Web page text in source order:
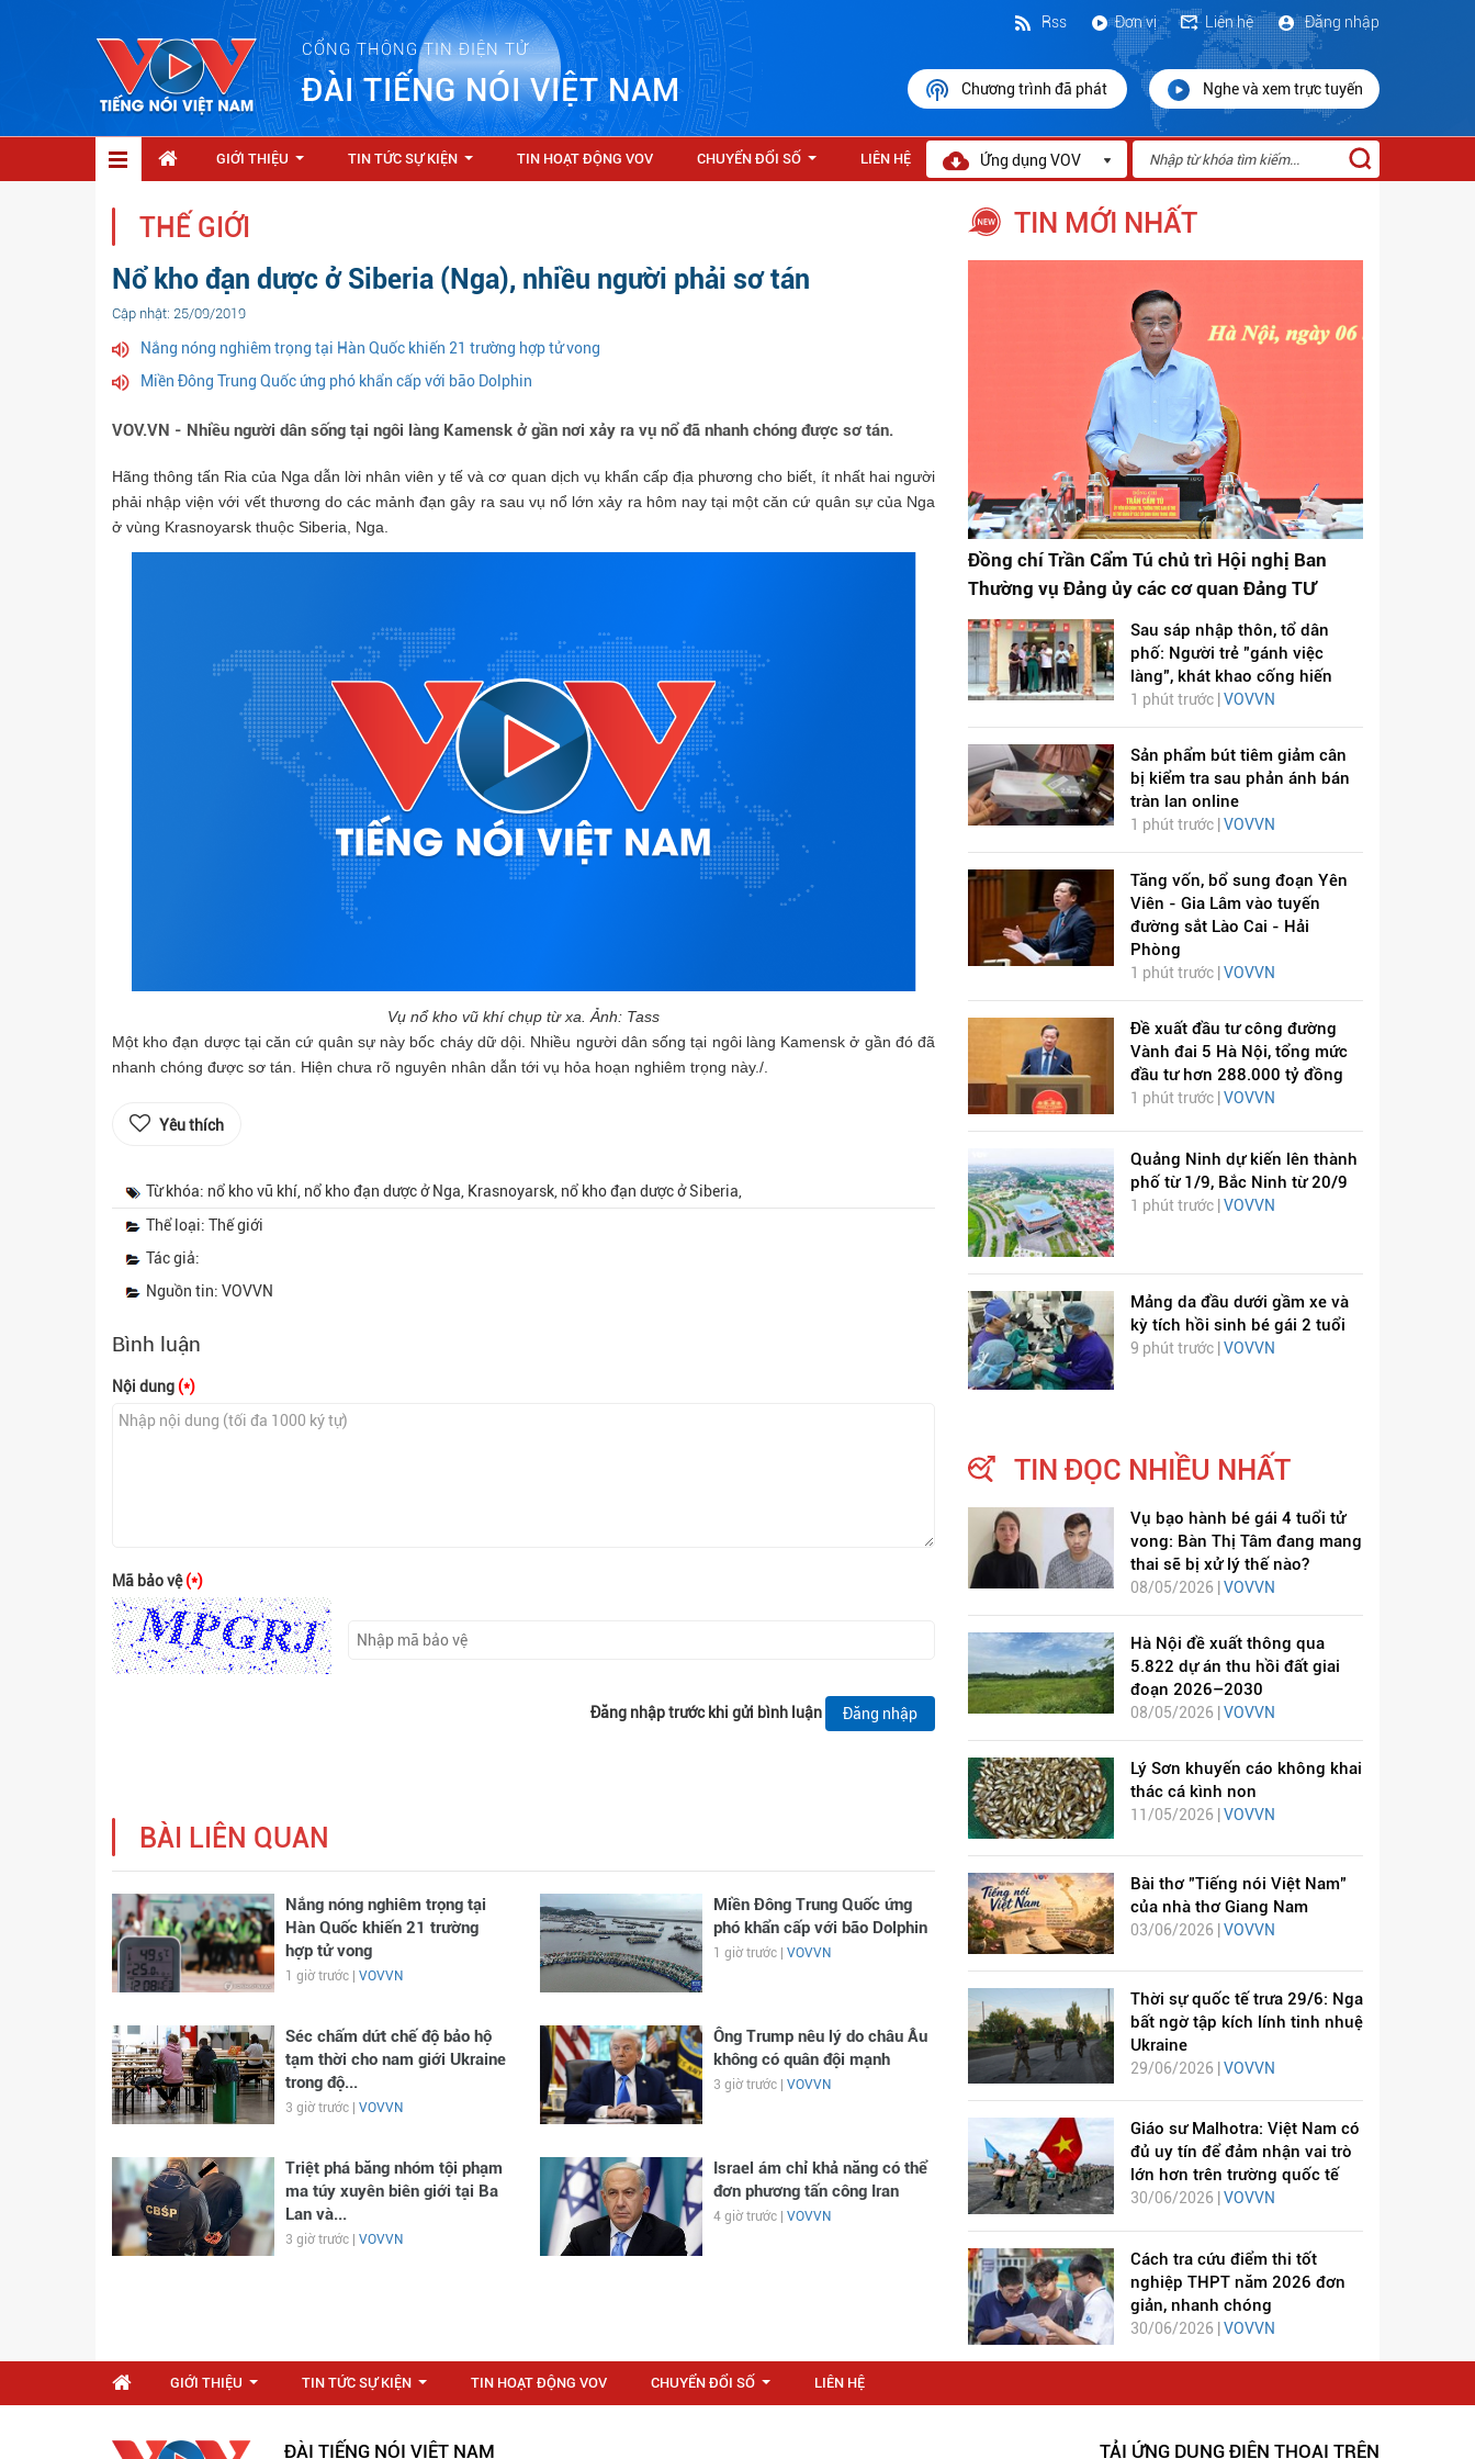
CỔNG THÔNG TIN ĐIỆN TỬ
ĐÀI TIẾNG NÓI VIỆT NAM
Đăng nhập
Liên hệ
Đơn vị
Rss
Chương trình đã phát Nghe và xem trực tuyến
GIỚI THIỆU TIN TỨC SỰ KIỆN TIN HOẠT ĐỘNG VOV CHUYỂN ĐỔI SỐ LIÊN HỆ Ứng dụng VOV
THẾ GIỚI
Nổ kho đạn dược ở Siberia (Nga), nhiều người phải sơ tán
Cập nhật: 25/09/2019
Nắng nóng nghiêm trọng tại Hàn Quốc khiến 21 trường hợp tử vong
Miền Đông Trung Quốc ứng phó khẩn cấp với bão Dolphin
VOV.VN - Nhiều người dân sống tại ngôi làng Kamensk ở gần nơi xảy ra vụ nổ đã nhanh chóng được sơ tán.
Hãng thông tấn Ria của Nga dẫn lời nhân viên y tế và cơ quan dịch vụ khẩn cấp địa phương cho biết, ít nhất hai người
phải nhập viện với vết thương do các mảnh đạn gây ra sau vụ nổ lớn xảy ra hôm nay tại một căn cứ quân sự của Nga
ở vùng Krasnoyarsk thuộc Siberia, Nga.
Vụ nổ kho vũ khí chụp từ xa. Ảnh: Tass
Một kho đạn dược tại căn cứ quân sự này bốc cháy dữ dội. Nhiều người dân sống tại ngôi làng Kamensk ở gần đó đã
nhanh chóng được sơ tán. Hiện chưa rõ nguyên nhân dẫn tới vụ hỏa hoạn nghiêm trọng này./.
Yêu thích
Từ khóa: nổ kho vũ khí, nổ kho đạn dược ở Nga, Krasnoyarsk, nổ kho đạn dược ở Siberia,
Thể loại: Thế giới
Tác giả:
Nguồn tin: VOVVN
Bình luận
Nội dung (*)
Mã bảo vệ(*)
Đăng nhập trước khi gửi bình luận Đăng nhập
BÀI LIÊN QUAN
Nắng nóng nghiêm trọng tại
Hàn Quốc khiến 21 trường
hợp tử vong
1 giờ trước | VOVVN
Miền Đông Trung Quốc ứng
phó khẩn cấp với bão Dolphin
1 giờ trước | VOVVN
Séc chấm dứt chế độ bảo hộ
tạm thời cho nam giới Ukraine
trong độ...
3 giờ trước | VOVVN
Ông Trump nêu lý do châu Âu
không có quân đội mạnh
3 giờ trước | VOVVN
Triệt phá băng nhóm tội phạm
ma túy xuyên biên giới tại Ba
Lan và...
3 giờ trước | VOVVN
Israel ám chỉ khả năng có thể
đơn phương tấn công Iran
4 giờ trước | VOVVN
TIN MỚI NHẤT
Đồng chí Trần Cẩm Tú chủ trì Hội nghị Ban
Thường vụ Đảng ủy các cơ quan Đảng TƯ
Sau sáp nhập thôn, tổ dân
phố: Người trẻ "gánh việc
làng", khát khao cống hiến
1 phút trước | VOVVN
Sản phẩm bút tiêm giảm cân
bị kiểm tra sau phản ánh bán
tràn lan online
1 phút trước | VOVVN
Tăng vốn, bổ sung đoạn Yên
Viên - Gia Lâm vào tuyến
đường sắt Lào Cai - Hải
Phòng
1 phút trước | VOVVN
Đề xuất đầu tư công đường
Vành đai 5 Hà Nội, tổng mức
đầu tư hơn 288.000 tỷ đồng
1 phút trước | VOVVN
Quảng Ninh dự kiến lên thành
phố từ 1/9, Bắc Ninh từ 20/9
1 phút trước | VOVVN
Mảng da đầu dưới gầm xe và
kỳ tích hồi sinh bé gái 2 tuổi
9 phút trước | VOVVN
TIN ĐỌC NHIỀU NHẤT
Vụ bạo hành bé gái 4 tuổi tử
vong: Bàn Thị Tâm đang mang
thai sẽ bị xử lý thế nào?
08/05/2026 |VOVVN
Hà Nội đề xuất thông qua
5.822 dự án thu hồi đất giai
đoạn 2026–2030
08/05/2026 |VOVVN
Lý Sơn khuyến cáo không khai
thác cá kình non
11/05/2026 |VOVVN
Bài thơ "Tiếng nói Việt Nam"
của nhà thơ Giang Nam
03/06/2026 | VOVVN
Thời sự quốc tế trưa 29/6: Nga
bất ngờ tập kích lính tinh nhuệ
Ukraine
29/06/2026 | VOVVN
Giáo sư Malhotra: Việt Nam có
đủ uy tín để đảm nhận vai trò
lớn hơn trên trường quốc tế
30/06/2026 |VOVVN
Cách tra cứu điểm thi tốt
nghiệp THPT năm 2026 đơn
giản, nhanh chóng
30/06/2026 | VOVVN
GIỚI THIỆU TIN TỨC SỰ KIỆN TIN HOẠT ĐỘNG VOV CHUYỂN ĐỔI SỐ LIÊN HỆ
ĐÀI TIẾNG NÓI VIỆT NAM TẢI ỨNG DỤNG ĐIỆN THOẠI TRÊN